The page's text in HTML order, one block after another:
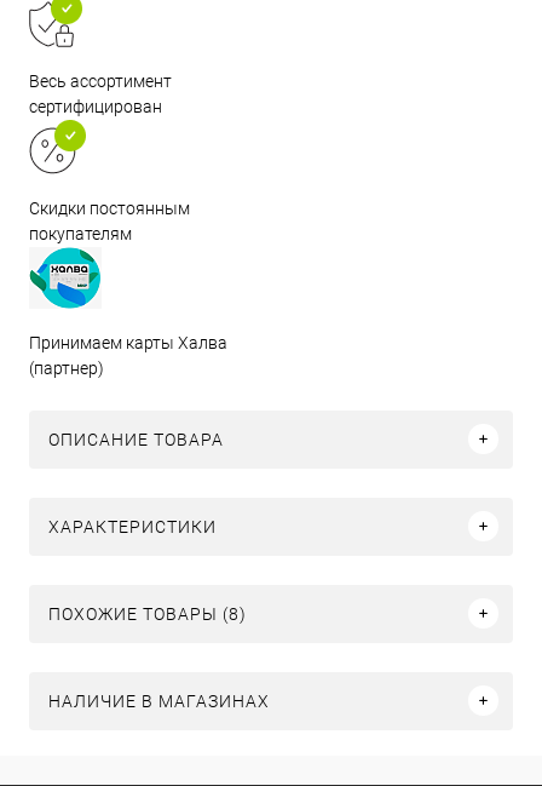
Весь ассортимент
сертифицирован
Скидки постоянным
покупателям
Принимаем карты Халва
(партнер)
ОПИСАНИЕ ТОВАРА
ХАРАКТЕРИСТИКИ
ПОХОЖИЕ ТОВАРЫ (8)
НАЛИЧИЕ В МАГАЗИНАХ